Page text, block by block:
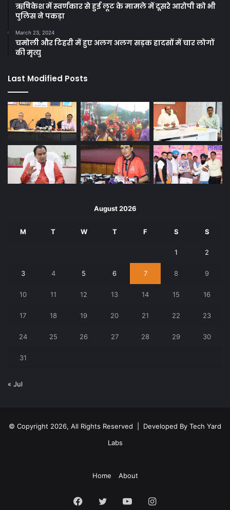
ऋषिकेश में स्वर्णकार से हुई लूट के मामले में दूसरे आरोपी को भी
पुलिस ने पकड़ा
March 23, 2024
चमोली और टिहरी में हुए अलग अलग सड़क हादसों में चार लोगों
की मृत्यु
Last Modified Posts
August 2026
M T W T F S S
1 2
3 4 5 6 7 8 9
10 11 12 13 14 15 16
17 18 19 20 21 22 23
24 25 26 27 28 29 30
31
« Jul
© Copyright 2026, All Rights Reserved | Developed By Tech Yard
Labs
Home About
Facebook
Twitter YouTubeInstagram